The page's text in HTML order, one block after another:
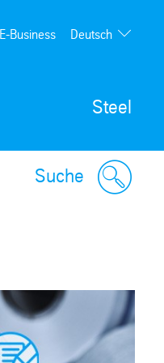
Steel
E-Business Deutsch
Suche